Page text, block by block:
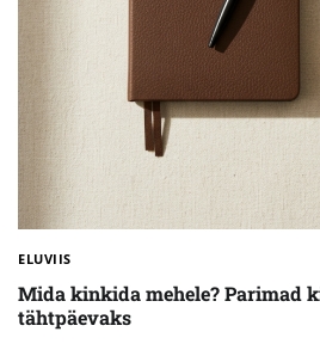
ELUVIIS
Mida kinkida mehele? Parimad
tähtpäevaks